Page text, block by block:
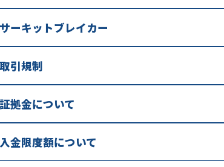
サーキットブレイカー
取引規制
証拠金について
入金限度額について